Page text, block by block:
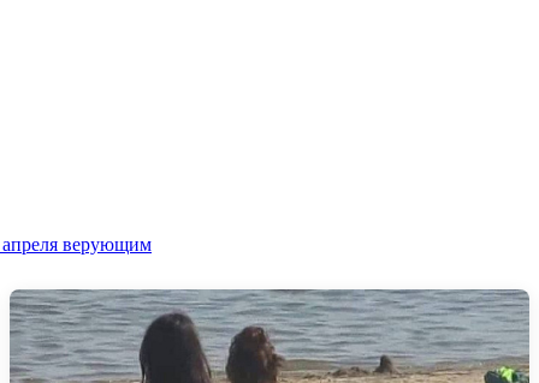
апреля верующим